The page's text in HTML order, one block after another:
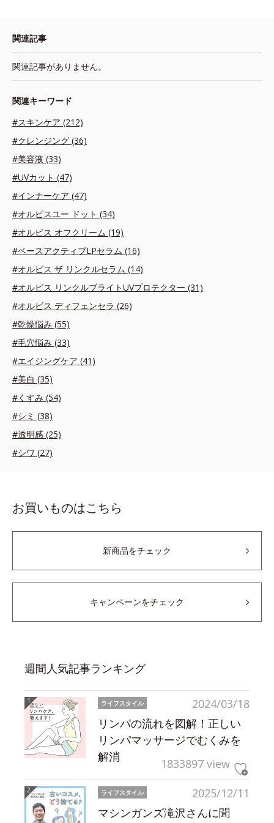
関連記事
関連記事がありません。
関連キーワード
#スキンケア (212)
#クレンジング (36)
#美容液 (33)
#UVカット (47)
#インナーケア (47)
#オルビスユー ドット (34)
#オルビス オフクリーム (19)
#ベースアクティブLPセラム (16)
#オルビス ザ リンクルセラム (14)
#オルビス リンクルブライトUVプロテクター (31)
#オルビス ディフェンセラ (26)
#乾燥悩み (55)
#毛穴悩み (33)
#エイジングケア (41)
#美白 (35)
#くすみ (54)
#シミ (38)
#透明感 (25)
#シワ (27)
お買いものはこちら
新商品をチェック
キャンペーンをチェック
週間人気記事ランキング
2024/03/18
ライフスタイル
リンパの流れを図解！正しい
リンパマッサージでむくみを
解消
1833897 view
2025/12/11
ライフスタイル
マシンガンズ滝沢さんに聞